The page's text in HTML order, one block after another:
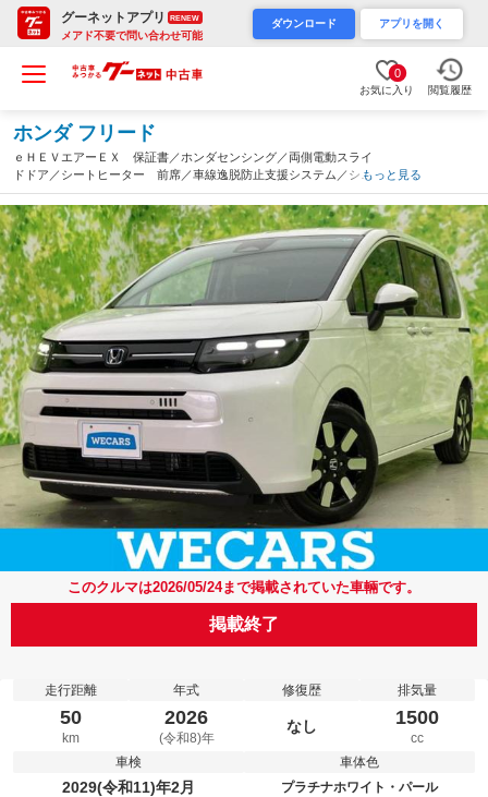
グーネットアプリ RENEW
メアド不要で問い合わせ可能
ダウンロード アプリを開く
0
お気に入り 閲覧履歴
ホンダ フリード
ｅＨＥＶエアーＥＸ 保証書／ホンダセンシング／両側電動スライ
ドドア／シートヒーター 前席／車線逸脱防止支援システム／シー
ト ハーフレザー／ヘッドランプ ＬＥＤ／ＥＢＤ付ＡＢＳ／横滑
り防止装置／アイドリングストップ（神奈川県）
もっと見る
このクルマは2026/05/24まで掲載されていた車輛です。
掲載終了
走行距離
50
km
年式
2026
(令和8)年
修復歴
なし
排気量
1500
cc
車検
2029(令和11)年2月
車体色
プラチナホワイト・パール